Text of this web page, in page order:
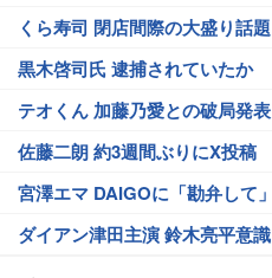
くら寿司 閉店間際の大盛り話題
黒木啓司氏 逮捕されていたか
テオくん 加藤乃愛との破局発表
佐藤二朗 約3週間ぶりにX投稿
宮澤エマ DAIGOに「勘弁して」
ダイアン津田主演 鈴木亮平意識